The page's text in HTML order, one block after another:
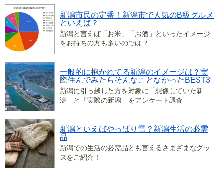
新潟市民の定番！新潟市で人気のB級グルメ
といえば？
新潟と言えば「お米」「お酒」といったイメージ
をお持ちの方も多いのでは？
一般的に抱かれてる新潟のイメージは？実
際住んでみたらそんなことなかったBEST3
新潟に引っ越した方を対象に「想像していた新
潟」と「実際の新潟」をアンケート調査
新潟といえばやっぱり雪？新潟生活の必需
品
新潟での生活の必需品とも言えるさまざまなグッ
ズをご紹介！